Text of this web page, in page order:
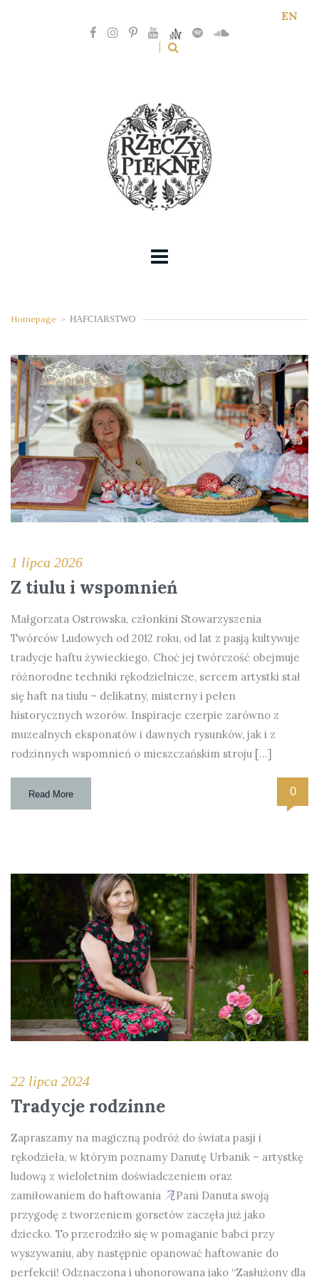
EN
Homepage > HAFCIARSTWO
1 lipca 2026
Z tiulu i wspomnień
Małgorzata Ostrowska, członkini Stowarzyszenia
Twórców Ludowych od 2012 roku, od lat z pasją kultywuje
tradycje haftu żywieckiego. Choć jej twórczość obejmuje
różnorodne techniki rękodzielnicze, sercem artystki stał
się haft na tiulu – delikatny, misterny i pełen
historycznych wzorów. Inspiracje czerpie zarówno z
muzealnych eksponatów i dawnych rysunków, jak i z
rodzinnych wspomnień o mieszczańskim stroju […]
Read More 0
22 lipca 2024
Tradycje rodzinne
Zapraszamy na magiczną podróż do świata pasji i
rękodzieła, w którym poznamy Danutę Urbanik – artystkę
ludową z wieloletnim doświadczeniem oraz
zamiłowaniem do haftowania
Pani Danuta swoją
przygodę z tworzeniem gorsetów zaczęła już jako
dziecko. To przerodziło się w pomaganie babci przy
wyszywaniu, aby następnie opanować haftowanie do
perfekcji! Odznaczona i uhonorowana jako “Zasłużony dla